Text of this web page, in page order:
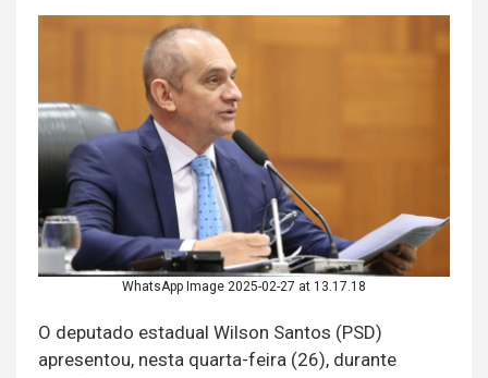
WhatsApp Image 2025-02-27 at 13.17.18
O deputado estadual Wilson Santos (PSD)
apresentou, nesta quarta-feira (26), durante